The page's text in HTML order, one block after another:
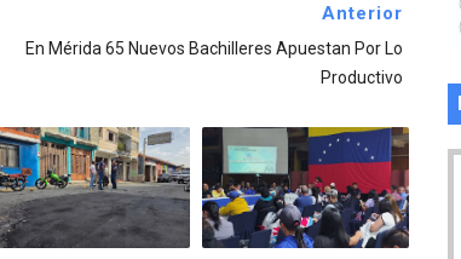
Anterior
En Mérida 65 Nuevos Bachilleres Apuestan Por Lo
Productivo